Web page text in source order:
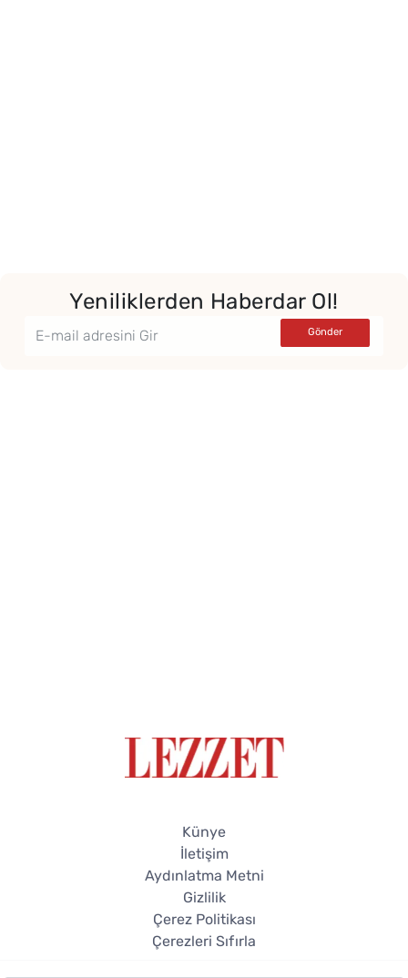
Yeniliklerden Haberdar Ol!
Künye
İletişim
Aydınlatma Metni
Gizlilik
Çerez Politikası
Çerezleri Sıfırla